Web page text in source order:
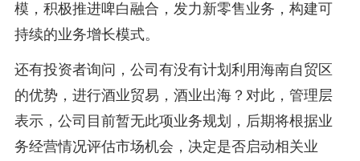
模，积极推进啤白融合，发力新零售业务，构建可
持续的业务增长模式。
还有投资者询问，公司有没有计划利用海南自贸区
的优势，进行酒业贸易，酒业出海？对此，管理层
表示，公司目前暂无此项业务规划，后期将根据业
务经营情况评估市场机会，决定是否启动相关业